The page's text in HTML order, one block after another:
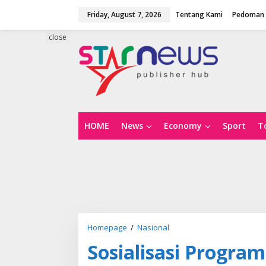
Friday, August 7, 2026 Tentang Kami Pedoman
HOME News Economy Sport
close
Homepage / Nasional
s
i
Sosialisasi